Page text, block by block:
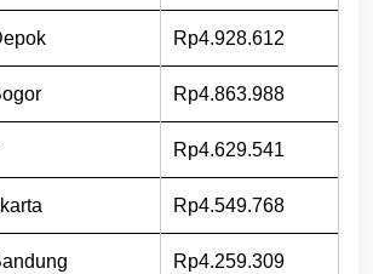
Rp4.928.612
Rp4.863.988
Rp4.629.541
Rp4.549.768
Rp4.259.309